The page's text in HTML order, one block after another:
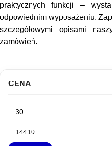
CENA
praktycznych funkcji –
odpowiednim wyposażeniu.
szczegółowymi opisami
zamówień.